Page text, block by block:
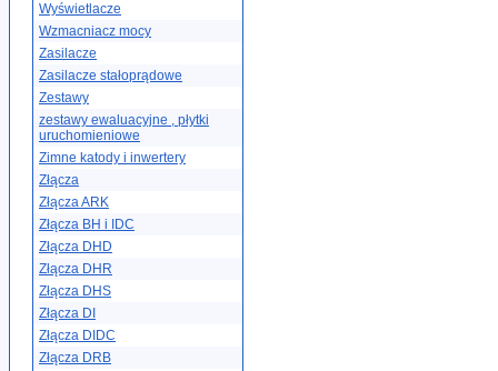
Wyświetlacze
Wzmacniacz mocy
Zasilacze
Zasilacze stałoprądowe
Zestawy
zestawy ewaluacyjne , płytki
uruchomieniowe
Zimne katody i inwertery
Złącza
Złącza ARK
Złącza BH i IDC
Złącza DHD
Złącza DHR
Złącza DHS
Złącza DI
Złącza DIDC
Złącza DRB